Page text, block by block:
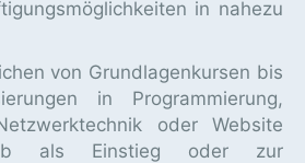
in nahezu
von Grundlagenkursen bis
in Programmierung,
oder Website
als Einstieg oder zur